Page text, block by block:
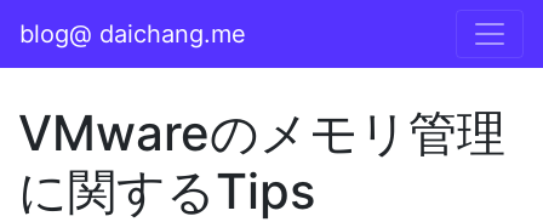
メインナビゲーション
blog@ daichang.me
VMwareのメモリ管理
に関するTips